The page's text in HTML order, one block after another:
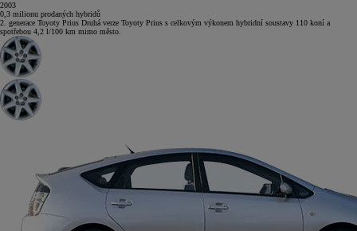
2003
0,3 milionu prodaných hybridů
2. generace Toyoty Prius Druhá verze Toyoty Prius s celkovým výkonem hybridní soustavy 110 koní a
spotřebou 4,2 l/100 km mimo město.